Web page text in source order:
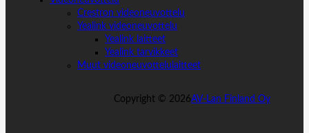
Crestron videoneuvottelu
Yealink videoneuvottelu
Yealink laitteet
Yealink tarvikkeet
Muut videoneuvottelulaitteet
Copyright © 2026AV-Lan Finland Oy